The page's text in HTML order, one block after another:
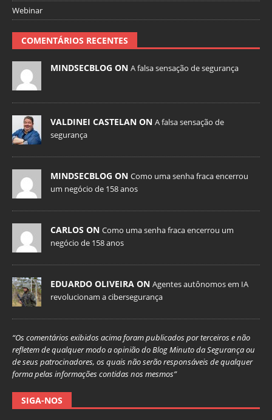
Webinar
COMENTÁRIOS RECENTES
MINDSECBLOG ON A falsa sensação de segurança
VALDINEI CASTELAN ON A falsa sensação de
segurança
MINDSECBLOG ON Como uma senha fraca encerrou
um negócio de 158 anos
CARLOS ON Como uma senha fraca encerrou um
negócio de 158 anos
EDUARDO OLIVEIRA ON Agentes autônomos em IA
revolucionam a cibersegurança
“Os comentários exibidos acima foram publicados por terceiros e não
refletem de qualquer modo a opinião do Blog Minuto da Segurança ou
de seus patrocinadores, os quais não serão responsáveis de qualquer
forma pelas informações contidas nos mesmos”
SIGA-NOS